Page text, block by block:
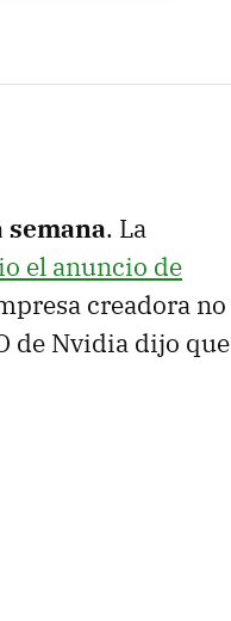
semana. La
el anuncio de
creadora no
de Nvidia dijo que